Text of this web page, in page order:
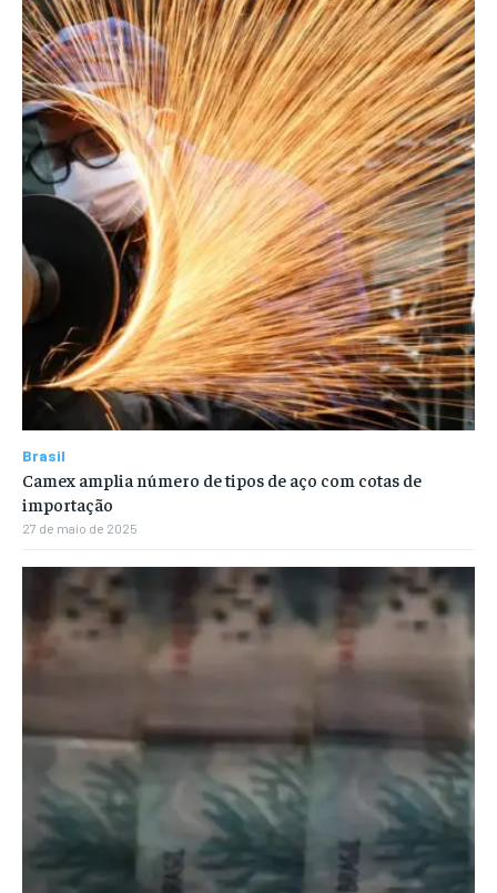
Brasil
Camex amplia número de tipos de aço com cotas de
importação
27 de maio de 2025